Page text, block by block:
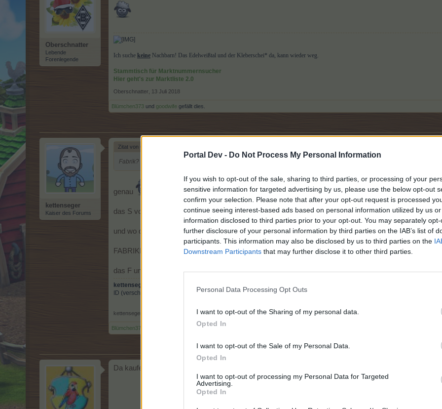
Portal Dev - Do Not Process My Personal Information
If you wish to opt-out of the sale, sharing to third parties, or processing of your
sensitive information for targeted advertising by us, please use the below opt-out
confirm your selection. Please note that after your opt-out request is processed
continue seeing interest-based ads based on personal information utilized by us
information disclosed to third parties prior to your opt-out. You may separately
further disclosure of your personal information by third parties on the IAB’s list of
participants. This information may also be disclosed by us to third parties on the
Downstream Participants that may further disclose it to other third parties.
Personal Data Processing Opt Outs
I want to opt-out of the Sharing of my personal data.
Opted In
I want to opt-out of the Sale of my Personal Data.
Opted In
I want to opt-out of processing my Personal Data for Targeted
Advertising.
Opted In
Oberschnatter
Lebende
Forenlegende
Ich suche keine Nachbarn! Das Edelweißtal und der Kleberschei* da, kann wieder weg.
Stammtisch für Marktnummernsucher
Hier geht's zur Marktliste 2.0
Oberschnatter 13 Juli 2018
Blümchen373 und goodwife gefällt dies.
kettenseger
Kaiser des Forums
Zitat von Globulix:
Fabrik?
genau
das S von @Oberschnatterbrauchen wir nicht mehr.
und wo drauf steht diese Fabrik?
FABRIKF_ _ _ A _ _ _ _
das F und A habe ich aus dem ersten Teil übernommen
kettenseger
ID (verschlüsselt): feezfvd
kettenseger
Blümchen373 Globulixgefällt dies.
Da kaufe ich mal ein E